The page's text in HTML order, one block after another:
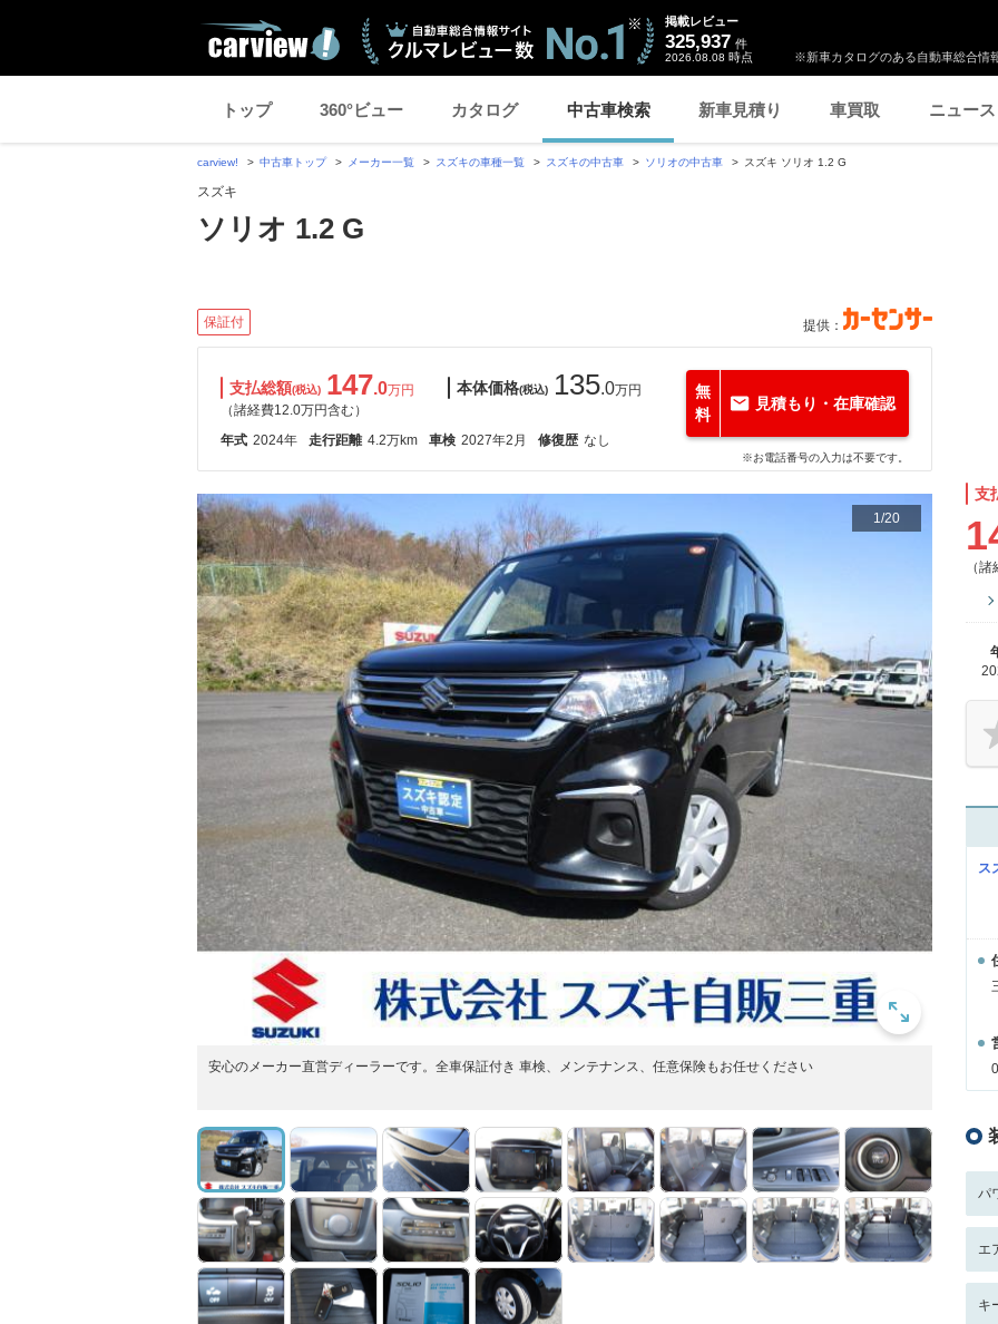
※新車カタログのある自動車総合情
掲載レビュー
325,937 件
2026.08.08 時点
トップ 360°ビュー カタログ 中古車検索 新車見積り 車買取 ニュース
carview! 中古車トップ メーカー一覧 スズキの車種一覧 スズキの中古車 ソリオの中古車 スズキ ソリオ 1.2 G
スズキ
ソリオ 1.2 G
保証付 提供：
支払総額(税込) 147.0万円
（諸経費12.0万円含む）
本体価格(税込) 135.0万円
年式 2024年 走行距離 4.2万km 車検 2027年2月 修復歴 なし
無
料
見積もり・在庫確認
※お電話番号の入力は不要です。
1/20
安心のメーカー直営ディーラーです。全車保証付き 車検、メンテナンス、任意保険もお任せください
支
（
ス
パ
エ
キ